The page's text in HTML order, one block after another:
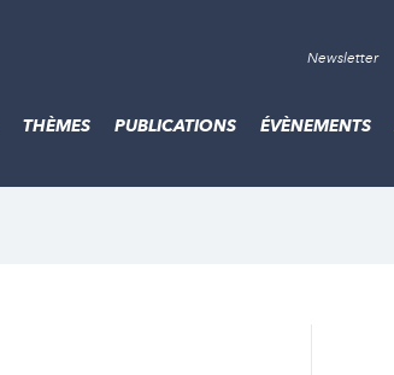
Newsletter
THÈMES PUBLICATIONS ÉVÈNEMENTS